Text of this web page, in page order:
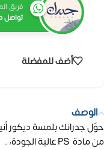
فريق
تواصل
أضف للمفضلة
الوصف
حوّل جدرانك بلمسة ديكور
من مادة PS عالية الجودة، .